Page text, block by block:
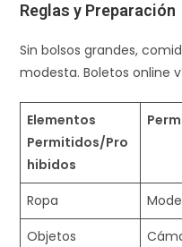
Reglas y Preparación
Sin bolsos grandes,
modesta. Boletos online
Elementos
Permitidos/Pro
hibidos
Ropa
Objetos